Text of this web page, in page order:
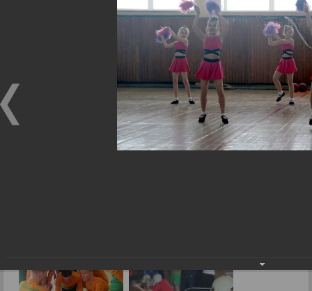
Адрес здания администрации
radugn@avo.ru
Электронная почта
Главная Фотогалерея › Новости
›
Проявили командный дух и упорство!
Проявили командный дух и упорство!